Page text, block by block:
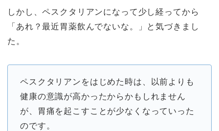
しかし、ペスクタリアンになって少し経ってから
「あれ？最近胃薬飲んでないな。」と気づきまし
た。
ペスクタリアンをはじめた時は、以前よりも
健康の意識が高かったからかもしれません
が、胃痛を起こすことが少なくなっていった
のです。